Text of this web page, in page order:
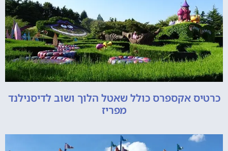
כרטיס אקספרס כולל שאטל הלוך ושוב לדיסנילנד
מפריז